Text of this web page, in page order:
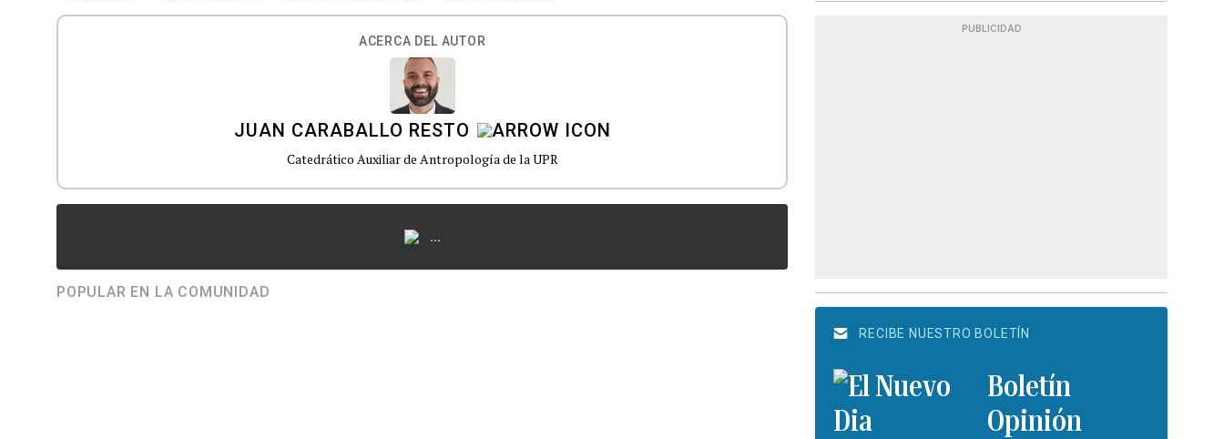
ACERCA DEL AUTOR
JUAN CARABALLO RESTO
Catedrático Auxiliar de Antropología de la UPR
...
POPULAR EN LA COMUNIDAD
PUBLICIDAD
RECIBE NUESTRO BOLETÍN
Boletín
Opinión